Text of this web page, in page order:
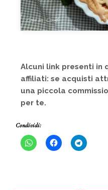
Alcuni link presenti in
affiliati: se acquisti
una piccola
per te.
Condividi: